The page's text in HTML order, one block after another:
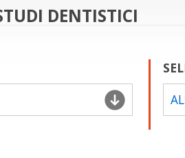
DENTISTICI